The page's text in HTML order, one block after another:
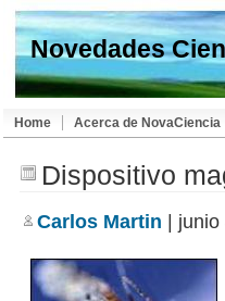
Novedades
Home Acerca de NovaCiencia
Dispositivo
Carlos Martin |